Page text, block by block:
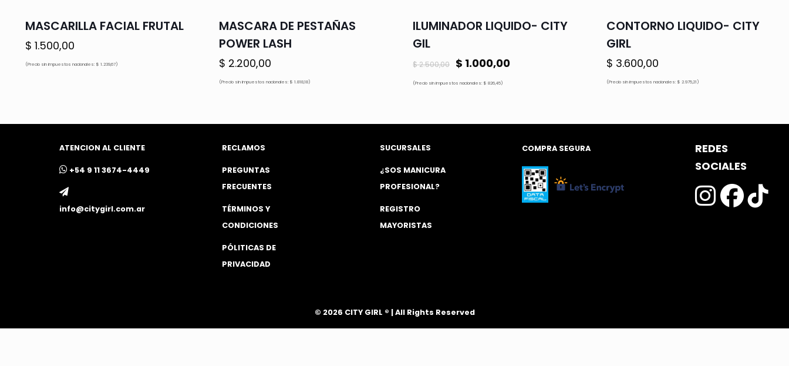
MASCARILLA FACIAL FRUTAL
$ 1.500,00
(Precio sin impuestos nacionales: $ 1.239,67)
MASCARA DE PESTAÑAS
POWER LASH
$ 2.200,00
(Precio sin impuestos nacionales: $ 1.818,18)
ILUMINADOR LIQUIDO- CITY
GIL
$2.500,00
El
precio
$ 2.500,00.
$ 1.000,00El
$ 1.000,00.
(Precio sin impuestos nacionales: $ 826,45)
CONTORNO LIQUIDO- CITY
GIRL
$ 3.600,00
(Precio sin impuestos nacionales: $ 2.975,21)
ATENCION AL CLIENTE
ㅤ+54 9 11 3674-4449
info@citygirl.com.ar
RECLAMOS
PREGUNTAS
FRECUENTES
TÉRMINOS Y
CONDICIONES
PÓLITICAS DE
PRIVACIDAD
SUCURSALES
¿SOS MANICURA
PROFESIONAL?
REGISTRO
MAYORISTAS
COMPRA SEGURA
REDES
SOCIALES
© 2026 CITY GIRL ® | All Rights Reserved